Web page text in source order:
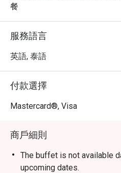
惠！立即預訂，體驗曼谷的美
餐
服務語言
英語, 泰語
付款選擇
Mastercard®, Visa
商戶細則
The buffet is not available
upcoming dates.